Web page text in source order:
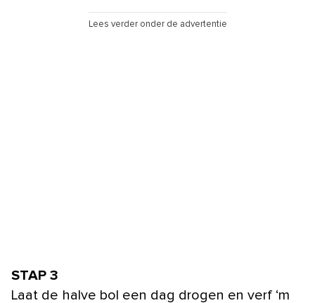
Lees verder onder de advertentie
STAP 3
Laat de halve bol een dag drogen en verf ‘m